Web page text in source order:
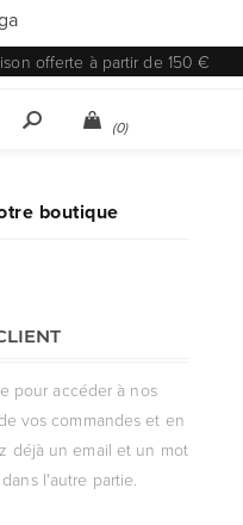
offerte à partir de 150 €
(0)
boutique
pour accéder à nos
vos commandes et en
déjà un email et un mot
l'autre partie.